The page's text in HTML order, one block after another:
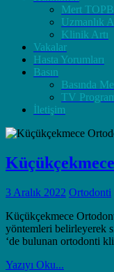
Mert
Uzmanlık
Klinik Artı
Vakalar
Hasta Yorumları
Basın
Basında
TV
İletişim
3 Aralık 2022 Ortodonti
Küçükçekmece
yöntemleri belirleyerek
‘de bulunan ortodonti
Yazıyı Oku...